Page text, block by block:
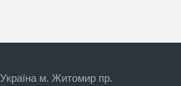
Україна м. Житомир пр.